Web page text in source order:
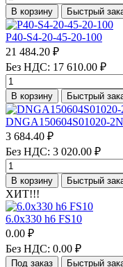
В корзину Быстрый
P40-S4-20-45-20-100
21 484.20 ₽
Без НДС: 17 610.00 ₽
В корзину Быстрый
DNGA150604S01020-
3 684.40 ₽
Без НДС: 3 020.00 ₽
В корзину Быстрый
ХИТ!!!
6.0х330 h6 FS10
0.00 ₽
Без НДС: 0.00 ₽
Под заказ Быстрый